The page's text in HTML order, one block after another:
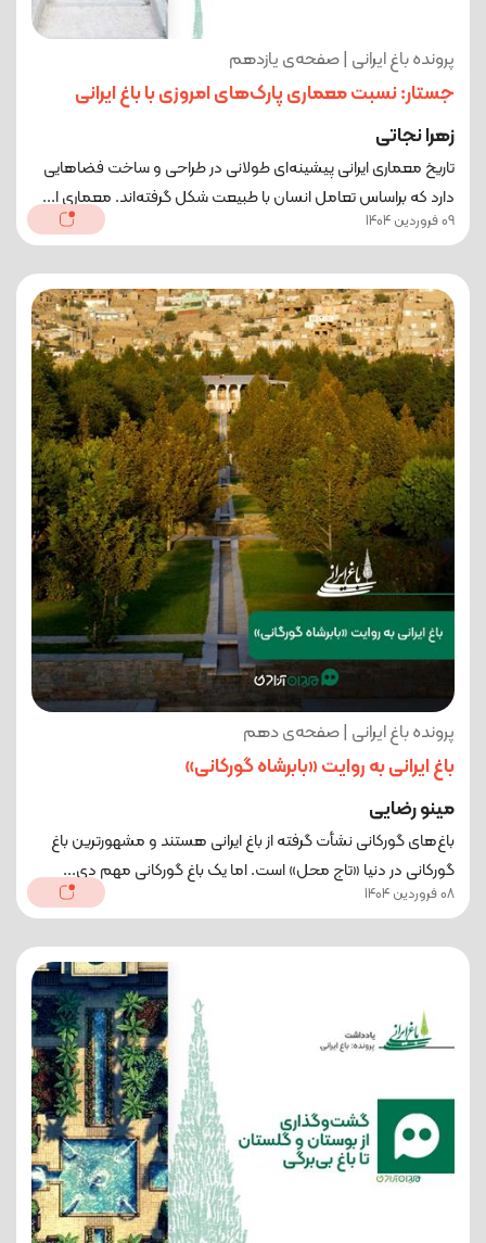
پرونده باغ ایرانی | صفحه‌ی یازدهم
جستار: نسبت معماری پارک‌های امروزی با باغ ایرانی
زهرا نجاتی
تاریخ معماری ایرانی پیشینه‌ای طولانی در طراحی و ساخت فضاهایی
دارد که براساس تعامل انسان با طبیعت شکل گرفته‌اند. معماری ا...
09 فروردین 1404
پرونده باغ ایرانی | صفحه‌ی دهم
باغ ایرانی به روایت «بابرشاه گورکانی»
مینو رضایی
باغ‌های گورکانی نشأت گرفته از باغ ایرانی هستند و مشهورترین باغ
گورکانی در دنیا «تاج محل» است. اما یک باغ گورکانی مهم دی...
08 فروردین 1404